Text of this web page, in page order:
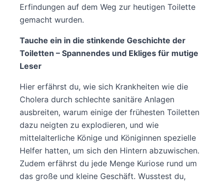
Erfindungen auf dem Weg zur heutigen Toilette
gemacht wurden.
Tauche ein in die stinkende Geschichte der
Toiletten – Spannendes und Ekliges für mutige
Leser
Hier erfährst du, wie sich Krankheiten wie die
Cholera durch schlechte sanitäre Anlagen
ausbreiten, warum einige der frühesten Toiletten
dazu neigten zu explodieren, und wie
mittelalterliche Könige und Königinnen spezielle
Helfer hatten, um sich den Hintern abzuwischen.
Zudem erfährst du jede Menge Kuriose rund um
das große und kleine Geschäft. Wusstest du,